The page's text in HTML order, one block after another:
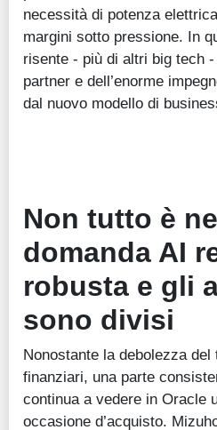
necessità di potenza
margini sotto pressione. In
risente - più di altri big tech
partner e dell’enorme
dal nuovo modello di
Non tutto è
domanda AI
robusta e gli
sono divisi
Nonostante la debolezza
finanziari, una parte
continua a vedere in Oracle
occasione d’acquisto.